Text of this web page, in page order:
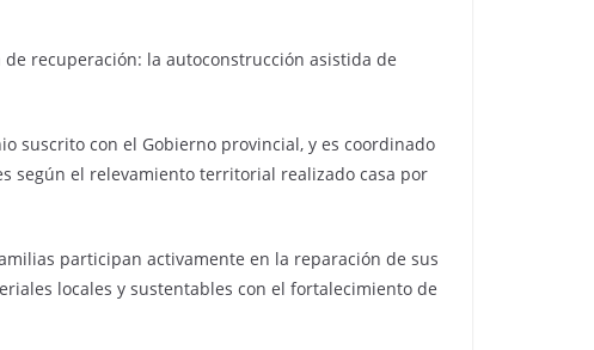
recuperación: la autoconstrucción asistida de
suscrito con el Gobierno provincial, y es coordinado
según el relevamiento territorial realizado casa por
participan activamente en la reparación de sus
locales y sustentables con el fortalecimiento de